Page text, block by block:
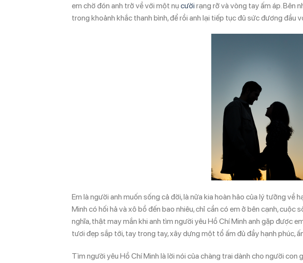
em chờ đón anh trở về với một nụ cười rạng rỡ và vòng tay ấm áp. Bên
trong khoảnh khắc thanh bình, để rồi anh lại tiếp tục đủ sức đương đầu
Em là người anh muốn sống cả đời, là nửa kia hoàn hảo của lý tưởng về
Minh có hối hả và xô bồ đến bao nhiêu, chỉ cần có em ở bên cạnh, cuộc
nghĩa, thật may mắn khi anh tìm người yêu Hồ Chí Minh anh gặp được
tươi đẹp sắp tới, tay trong tay, xây dựng một tổ ấm đủ đầy hạnh phúc,
Tìm người yêu Hồ Chí Minh là lời nói của chàng trai dành cho người con